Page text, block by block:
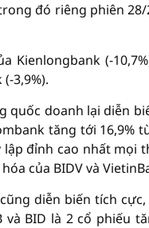
đó riêng phiên
(-
3,9%).
quốc doanh lại diễn
tăng tới 16,9%
đỉnh cao nhất mọi
của BIDV và
diễn biến tích
và BID là 2 cổ phiếu